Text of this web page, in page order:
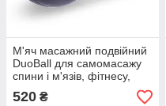
М'яч масажний подвійний
DuoBall для самомасажу
спини і м'язів, фітнесу,
йоги (FI-7073)
520 ₴